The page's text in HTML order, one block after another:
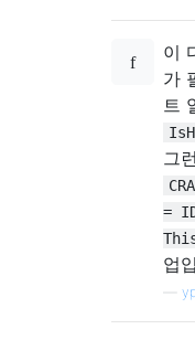
이
가
트
그
=
업